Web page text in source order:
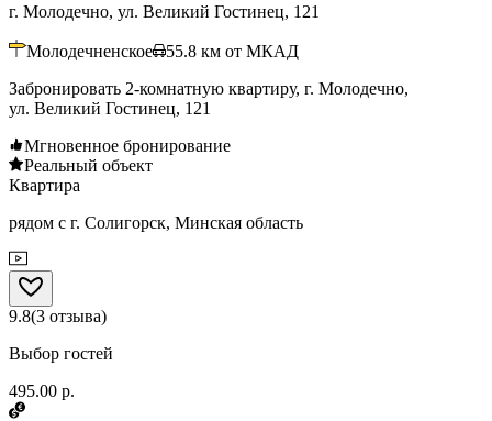
г. Молодечно, ул. Великий Гостинец, 121
Молодечненское 55.8 км от МКАД
Забронировать 2-комнатную квартиру, г. Молодечно,
ул. Великий Гостинец, 121
Мгновенное бронирование
Реальный объект
Квартира
рядом с г. Солигорск, Минская область
9.8(3 отзыва)
Выбор гостей
495.00 р.